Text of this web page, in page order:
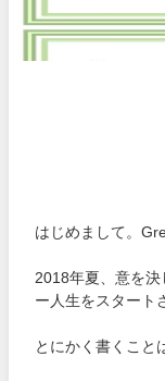
はじめまして。
2018年夏、意を
ー人生をスタート
とにかく書くこと